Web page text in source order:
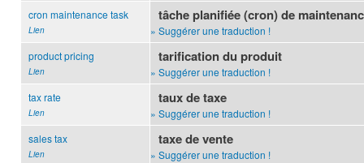
cron maintenance task
Lien
tâche planifiée (cron) de
» Suggérer une traduction !
product pricing
Lien
tarification du produit
» Suggérer une traduction !
tax rate
Lien
taux de taxe
» Suggérer une traduction !
sales tax
Lien
taxe de vente
» Suggérer une traduction !